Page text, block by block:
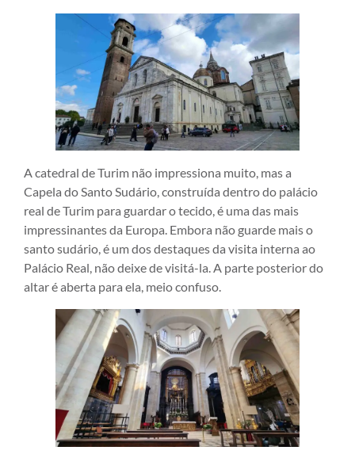
A catedral de Turim não impressiona muito, mas a
Capela do Santo Sudário, construída dentro do palácio
real de Turim para guardar o tecido, é uma das mais
impressinantes da Europa. Embora não guarde mais o
santo sudário, é um dos destaques da visita interna ao
Palácio Real, não deixe de visitá-la. A parte posterior do
altar é aberta para ela, meio confuso.